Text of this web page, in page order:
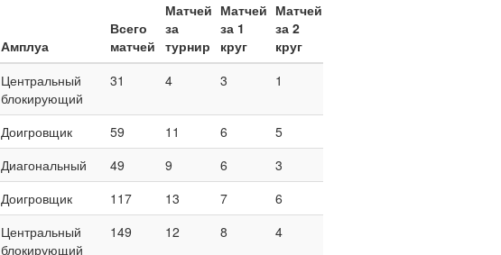
Амплуа
Всего
матчей
Матчей
за
турнир
Матчей
за 1
круг
Матчей
за 2
круг
Центральный
блокирующий
31 4 3 1
Доигровщик 59 11 6
5
Диагональный 49 9 6
3
Доигровщик 117 13 7
6
Центральный
блокирующий
149 12 8 4